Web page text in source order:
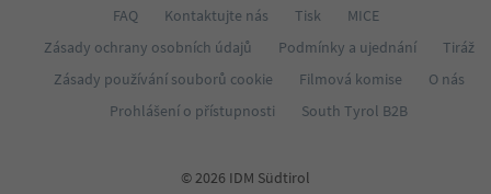
FAQ Kontaktujte nás Tisk
MICE
Zásady ochrany osobních údajů
Podmínky a ujednání
Tiráž
Zásady používání souborů cookie
Filmová komise
O nás
Prohlášení o přístupnosti
South Tyrol B2B
© 2026 IDM Südtirol